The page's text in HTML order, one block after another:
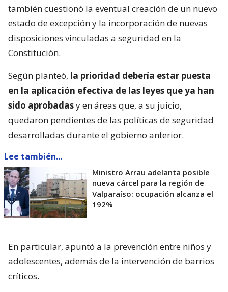
también cuestionó la eventual creación de un nuevo
estado de excepción y la incorporación de nuevas
disposiciones vinculadas a seguridad en la
Constitución.
Según planteó, la prioridad debería estar puesta
en la aplicación efectiva de las leyes que ya han
sido aprobadasy en áreas que, a su juicio,
quedaron pendientes de las políticas de seguridad
desarrolladas durante el gobierno anterior.
Lee también...
Ministro Arrau adelanta posible
nueva cárcel para la región de
Valparaíso: ocupación alcanza el
192%
En particular, apuntó a la prevención entre niños y
adolescentes, además de la intervención de barrios
críticos.